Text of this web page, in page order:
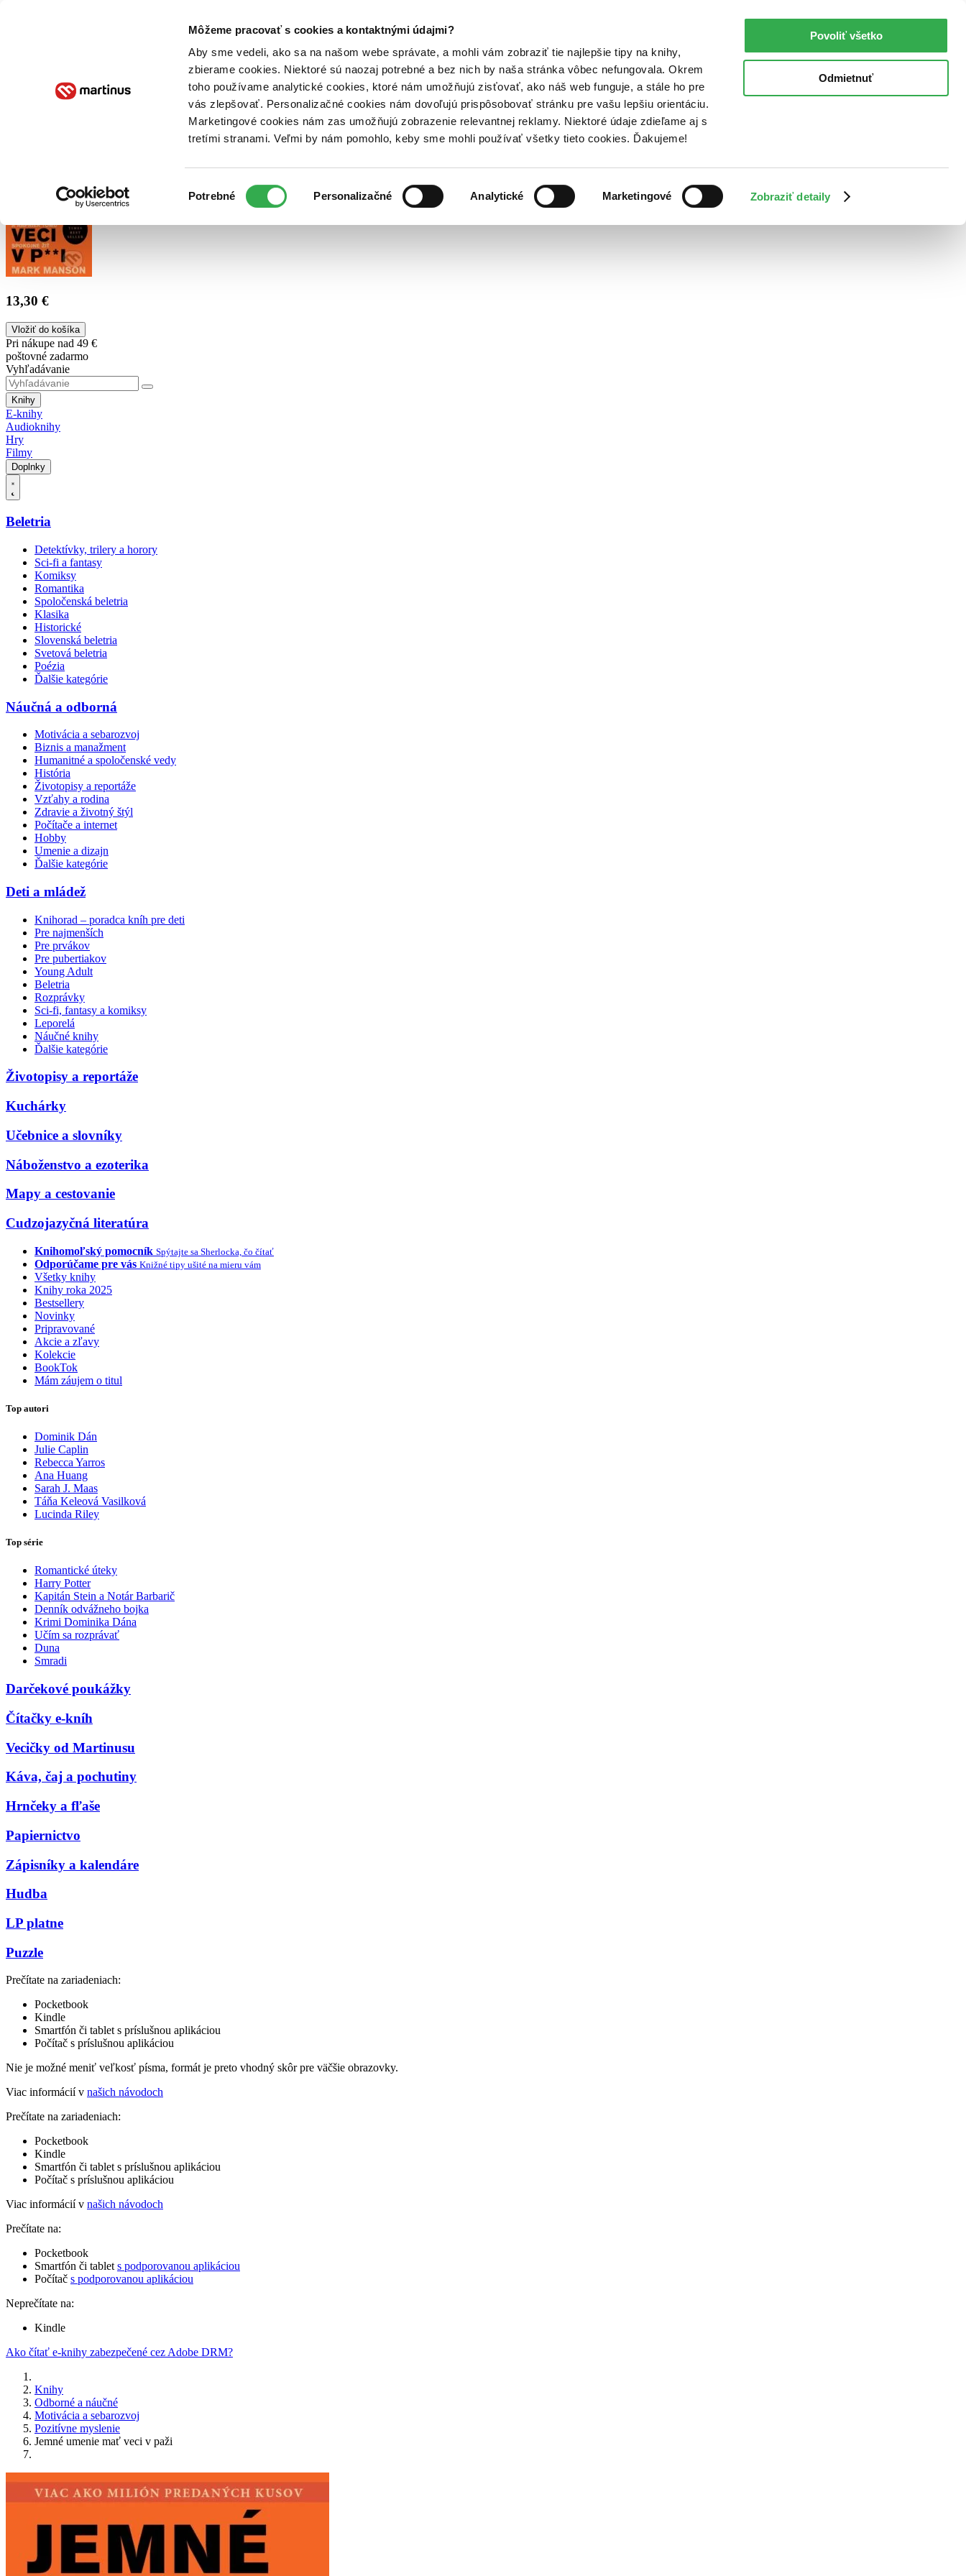
Môžeme pracovať s cookies a kontaktnými údajmi?
Aby sme vedeli, ako sa na našom webe správate, a mohli vám zobraziť tie najlepšie tipy na knihy,
zbierame cookies. Niektoré sú naozaj potrebné a bez nich by naša stránka vôbec nefungovala. Okrem
toho používame analytické cookies, ktoré nám umožňujú zisťovať, ako náš web funguje, a stále ho pre
vás zlepšovať. Personalizačné cookies nám dovoľujú prispôsobovať stránku pre vašu lepšiu orientáciu.
Marketingové cookies nám zas umožňujú zobrazenie relevantnej reklamy. Niektoré údaje zdieľame aj s
tretími stranami. Veľmi by nám pomohlo, keby sme mohli používať všetky tieto cookies. Ďakujeme!
súhlasu
Potrebné Personalizačné Analytické Marketingové Zobraziť detaily
Povoliť všetko
Odmietnuť
Poukážky Kontakt
13,30 €
Vložiť do košíka
Pri nákupe nad 49 €
poštovné zadarmo
Vyhľadávanie
Knihy
E-knihy
Audioknihy
Hry
Filmy
Doplnky
Beletria
Detektívky, trilery a horory
Sci-fi a fantasy
Komiksy
Romantika
Spoločenská beletria
Klasika
Historické
Slovenská beletria
Svetová beletria
Poézia
Ďalšie kategórie
Náučná a odborná
Motivácia a sebarozvoj
Biznis a manažment
Humanitné a spoločenské vedy
História
Životopisy a reportáže
Vzťahy a rodina
Zdravie a životný štýl
Počítače a internet
Hobby
Umenie a dizajn
Ďalšie kategórie
Deti a mládež
Knihorad – poradca kníh pre deti
Pre najmenších
Pre prvákov
Pre pubertiakov
Young Adult
Beletria
Rozprávky
Sci-fi, fantasy a komiksy
Leporelá
Náučné knihy
Ďalšie kategórie
Životopisy a reportáže
Kuchárky
Učebnice a slovníky
Náboženstvo a ezoterika
Mapy a cestovanie
Cudzojazyčná literatúra
Knihomoľský pomocník Spýtajte sa Sherlocka, čo čítať
Odporúčame pre vás Knižné tipy ušité na mieru vám
Všetky knihy
Knihy roka 2025
Bestsellery
Novinky
Pripravované
Akcie a zľavy
Kolekcie
BookTok
Mám záujem o titul
Top autori
Dominik Dán
Julie Caplin
Rebecca Yarros
Ana Huang
Sarah J. Maas
Táňa Keleová Vasilková
Lucinda Riley
Top série
Romantické úteky
Harry Potter
Kapitán Stein a Notár Barbarič
Denník odvážneho bojka
Krimi Dominika Dána
Učím sa rozprávať
Duna
Smradi
Darčekové poukážky
Čítačky e-kníh
Vecičky od Martinusu
Káva, čaj a pochutiny
Hrnčeky a fľaše
Papiernictvo
Zápisníky a kalendáre
Hudba
LP platne
Puzzle
Prečítate na zariadeniach:
Pocketbook
Kindle
Smartfón či tablet s príslušnou aplikáciou
Počítač s príslušnou aplikáciou
Nie je možné meniť veľkosť písma, formát je preto vhodný skôr pre väčšie obrazovky.
Viac informácií v našich návodoch
Prečítate na zariadeniach:
Pocketbook
Kindle
Smartfón či tablet s príslušnou aplikáciou
Počítač s príslušnou aplikáciou
Viac informácií v našich návodoch
Prečítate na:
Pocketbook
Smartfón či tablet s podporovanou aplikáciou
Počítač s podporovanou aplikáciou
Neprečítate na:
Kindle
Ako čítať e-knihy zabezpečené cez Adobe DRM?
Knihy
Odborné a náučné
Motivácia a sebarozvoj
Pozitívne myslenie
Jemné umenie mať veci v paži